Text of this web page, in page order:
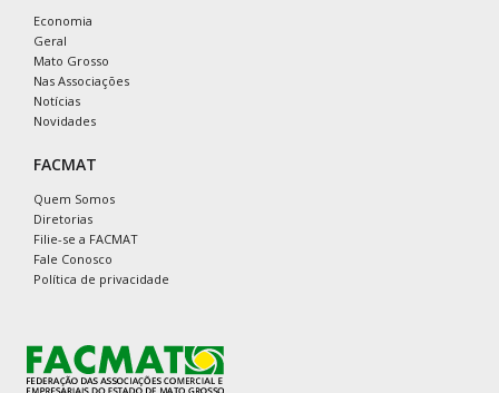
Economia
Geral
Mato Grosso
Nas Associações
Notícias
Novidades
FACMAT
Quem Somos
Diretorias
Filie-se a FACMAT
Fale Conosco
Política de privacidade